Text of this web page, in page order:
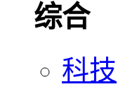
综合
科技